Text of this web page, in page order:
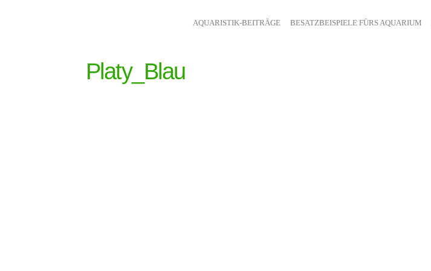
AQUARISTIK-BEITRÄGE BESATZBEISPIELE FÜRS AQUARIUM
Platy_Blau